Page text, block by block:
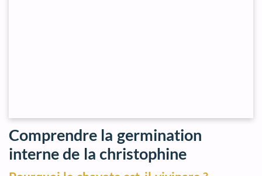
Comprendre la germination
interne de la christophine